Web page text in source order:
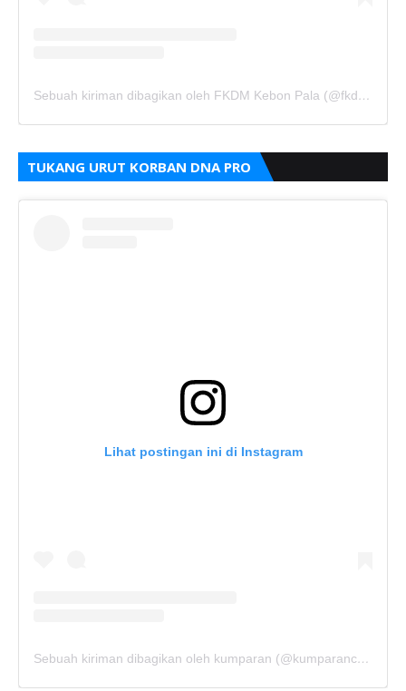
Sebuah kiriman dibagikan oleh FKDM Kebon Pala (@fkdm_kebonpala)
TUKANG URUT KORBAN DNA PRO
Lihat postingan ini di Instagram
Sebuah kiriman dibagikan oleh kumparan (@kumparancom)